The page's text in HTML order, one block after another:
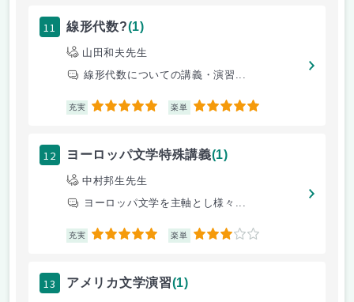
11 線形代数?(1)
山田和夫先生
線形代数についての講義・演習...
充実 5 楽単 5
12 ヨーロッパ文学特殊講義(1)
中村邦生先生
ヨーロッパ文学を主軸とし様々...
充実 5 楽単 3
13 アメリカ文学演習(1)